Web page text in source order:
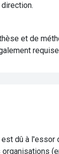
et de
dû à l'essor